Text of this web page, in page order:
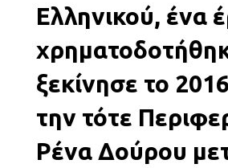
Ελληνικού, ένα
ξεκίνησε το
την τότε
Ρένα Δούρου